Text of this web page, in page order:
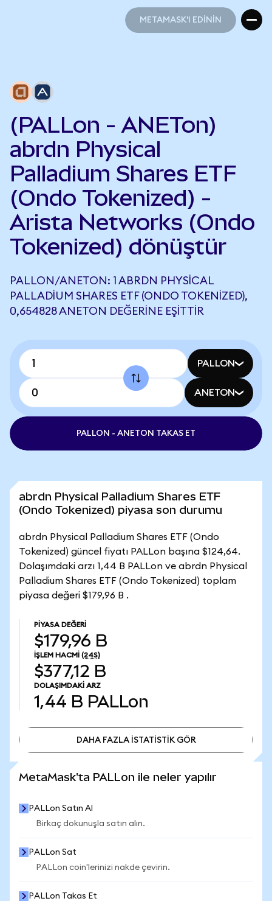
METAMASK'I EDİNİN
(PALLon - ANETon)
abrdn Physical
Palladium Shares ETF
(Ondo Tokenized) -
Arista Networks (Ondo
Tokenized) dönüştür
PALLON/ANETON: 1 ABRDN PHYSICAL
PALLADIUM SHARES ETF (ONDO TOKENIZED),
0,654828 ANETON DEĞERINE EŞITTIR
PALLON
ANETON
PALLON - ANETON TAKAS ET
abrdn Physical Palladium Shares ETF
(Ondo Tokenized) piyasa son durumu
abrdn Physical Palladium Shares ETF (Ondo
Tokenized) güncel fiyatı PALLon başına $124,64.
Dolaşımdaki arzı 1,44 B PALLon ve abrdn Physical
Palladium Shares ETF (Ondo Tokenized) toplam
piyasa değeri $179,96 B .
PIYASA DEĞERI
$179,96 B
İŞLEM HACMI (24S)
$377,12 B
DOLAŞIMDAKI ARZ
1,44 B PALLon
DAHA FAZLA İSTATİSTİK GÖR
MetaMask'ta PALLon ile neler yapılır
PALLon Satın Al
Birkaç dokunuşla satın alın.
PALLon Sat
PALLon coin'lerinizi nakde çevirin.
PALLon Takas Et